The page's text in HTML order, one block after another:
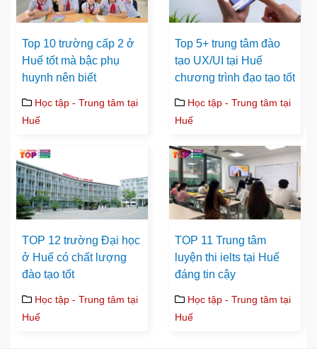
Top 10 trường cấp 2 ở
Huế tốt mà bậc phụ
huynh nên biết
Học tập - Trung tâm tại
Huế
Top 5+ trung tâm đào
tạo UX/UI tại Huế
chương trình đạo tạo tốt
Học tập - Trung tâm tại
Huế
TOP 12 trường Đại học
ở Huế có chất lượng
đào tạo tốt
Học tập - Trung tâm tại
Huế
TOP 11 Trung tâm
luyện thi ielts tại Huế
đáng tin cậy
Học tập - Trung tâm tại
Huế